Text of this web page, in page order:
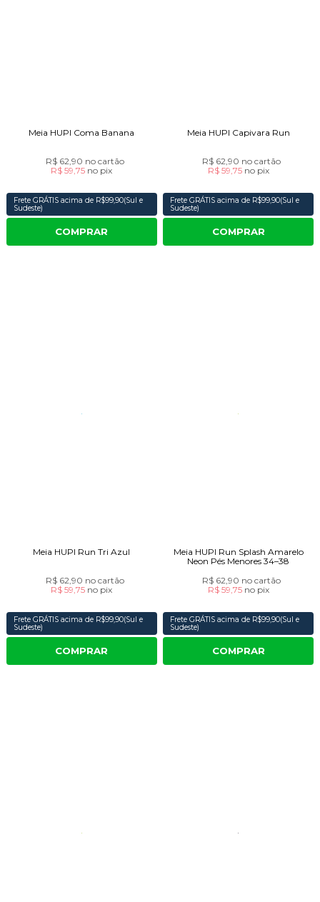
Meia HUPI Coma Banana
R$ 62,90 no cartão
R$ 59,75 no pix
Frete GRÁTIS acima de R$99,90(Sul e
Sudeste)
COMPRAR
Meia HUPI Capivara Run
R$ 62,90 no cartão
R$ 59,75 no pix
Frete GRÁTIS acima de R$99,90(Sul e
Sudeste)
COMPRAR
Meia HUPI Run Tri Azul
R$ 62,90 no cartão
R$ 59,75 no pix
Frete GRÁTIS acima de R$99,90(Sul e
Sudeste)
COMPRAR
Meia HUPI Run Splash Amarelo
Neon Pés Menores 34–38
R$ 62,90 no cartão
R$ 59,75 no pix
Frete GRÁTIS acima de R$99,90(Sul e
Sudeste)
COMPRAR